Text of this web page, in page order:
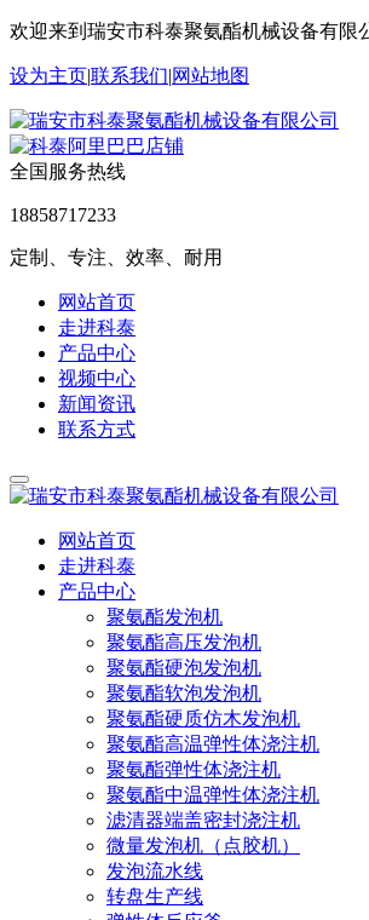
欢迎来到瑞安市科泰聚氨酯机械设备有限
设为主页|联系我们|网站地图
全国服务热线
18858717233
定制、专注、效率、耐用
网站首页
走进科泰
产品中心
视频中心
新闻资讯
联系方式
网站首页
走进科泰
产品中心
聚氨酯发泡机
聚氨酯高压发泡机
聚氨酯硬泡发泡机
聚氨酯软泡发泡机
聚氨酯硬质仿木发泡机
聚氨酯高温弹性体浇注机
聚氨酯弹性体浇注机
聚氨酯中温弹性体浇注机
滤清器端盖密封浇注机
微量发泡机（点胶机）
发泡流水线
转盘生产线